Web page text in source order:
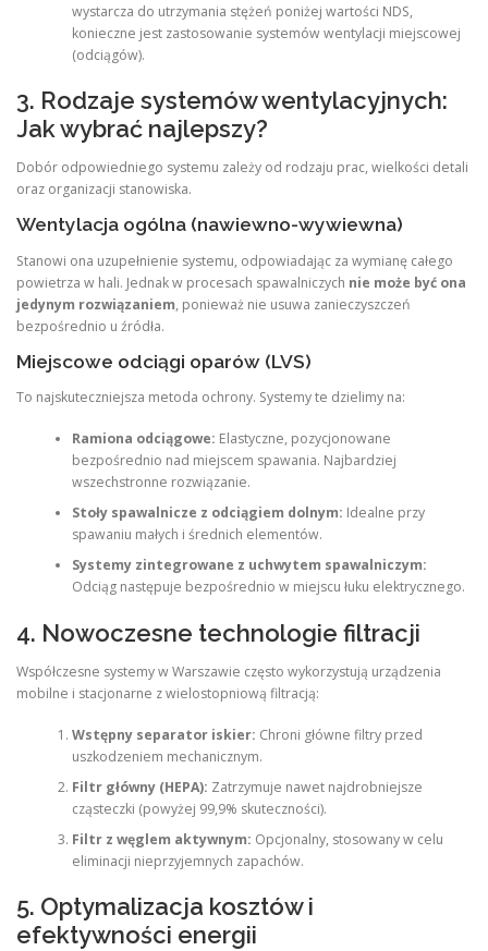
wystarcza do utrzymania stężeń poniżej wartości NDS,
konieczne jest zastosowanie systemów wentylacji miejscowej
(odciągów).
3. Rodzaje systemów wentylacyjnych:
Jak wybrać najlepszy?
Dobór odpowiedniego systemu zależy od rodzaju prac, wielkości detali
oraz organizacji stanowiska.
Wentylacja ogólna (nawiewno-wywiewna)
Stanowi ona uzupełnienie systemu, odpowiadając za wymianę całego
powietrza w hali. Jednak w procesach spawalniczych nie może być ona
jedynym rozwiązaniem, ponieważ nie usuwa zanieczyszczeń
bezpośrednio u źródła.
Miejscowe odciągi oparów (LVS)
To najskuteczniejsza metoda ochrony. Systemy te dzielimy na:
Ramiona odciągowe: Elastyczne, pozycjonowane
bezpośrednio nad miejscem spawania. Najbardziej
wszechstronne rozwiązanie.
Stoły spawalnicze z odciągiem dolnym: Idealne przy
spawaniu małych i średnich elementów.
Systemy zintegrowane z uchwytem spawalniczym:
Odciąg następuje bezpośrednio w miejscu łuku elektrycznego.
4. Nowoczesne technologie filtracji
Współczesne systemy w Warszawie często wykorzystują urządzenia
mobilne i stacjonarne z wielostopniową filtracją:
Wstępny separator iskier: Chroni główne filtry przed
uszkodzeniem mechanicznym.
Filtr główny (HEPA): Zatrzymuje nawet najdrobniejsze
cząsteczki (powyżej 99,9% skuteczności).
Filtr z węglem aktywnym: Opcjonalny, stosowany w celu
eliminacji nieprzyjemnych zapachów.
5. Optymalizacja kosztów i
efektywności energii